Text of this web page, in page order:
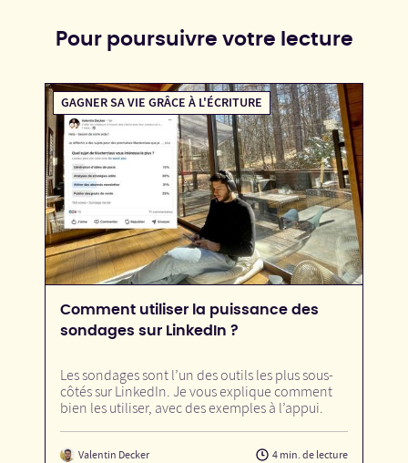
Pour poursuivre votre lecture
GAGNER SA VIE GRÂCE À L'ÉCRITURE
Comment utiliser la puissance des
sondages sur LinkedIn ?
Les sondages sont l’un des outils les plus sous-
côtés sur LinkedIn. Je vous explique comment
bien les utiliser, avec des exemples à l’appui.
Valentin Decker 4 min. de lecture